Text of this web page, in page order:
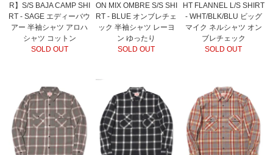
R】S/S BAJA CAMP SHI
RT - SAGE エディーバウ
アー 半袖シャツ アロハ
シャツ コットン
SOLD OUT
ON MIX OMBRE S/S SHI
RT - BLUE オンブレチェ
ック 半袖シャツ レーヨ
ン ゆったり
SOLD OUT
HT FLANNEL L/S SHIRT
- WHT/BLK/BLU ビッグ
マイク ネルシャツ オン
ブレチェック
SOLD OUT